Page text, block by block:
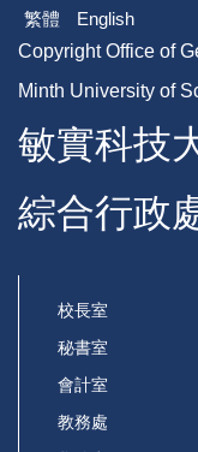
繁體
English
Copyright Office of
Minth University of
敏實科技
綜合行政
校長室
秘書室
會計室
教務處